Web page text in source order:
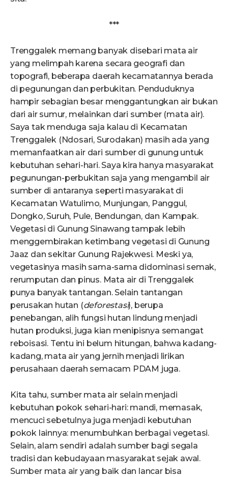
***
Trenggalek memang banyak disebari mata air
yang melimpah karena secara geografi dan
topografi, beberapa daerah kecamatannya berada
di pegunungan dan perbukitan. Penduduknya
hampir sebagian besar menggantungkan air bukan
dari air sumur, melainkan dari sumber (mata air).
Saya tak menduga saja kalau di Kecamatan
Trenggalek (Ndosari, Surodakan) masih ada yang
memanfaatkan air dari sumber di gunung untuk
kebutuhan sehari-hari. Saya kira hanya masyarakat
pegunungan-perbukitan saja yang mengambil air
sumber di antaranya seperti masyarakat di
Kecamatan Watulimo, Munjungan, Panggul,
Dongko, Suruh, Pule, Bendungan, dan Kampak.
Vegetasi di Gunung Sinawang tampak lebih
menggembirakan ketimbang vegetasi di Gunung
Jaaz dan sekitar Gunung Rajekwesi. Meski ya,
vegetasinya masih sama-sama didominasi semak,
rerumputan dan pinus. Mata air di Trenggalek
punya banyak tantangan. Selain tantangan
perusakan hutan (deforestasi), berupa
penebangan, alih fungsi hutan lindung menjadi
hutan produksi, juga kian menipisnya semangat
reboisasi. Tentu ini belum hitungan, bahwa kadang-
kadang, mata air yang jernih menjadi lirikan
perusahaan daerah semacam PDAM juga.
Kita tahu, sumber mata air selain menjadi
kebutuhan pokok sehari-hari: mandi, memasak,
mencuci sebetulnya juga menjadi kebutuhan
pokok lainnya: menumbuhkan berbagai vegetasi.
Selain, alam sendiri adalah sumber bagi segala
tradisi dan kebudayaan masyarakat sejak awal.
Sumber mata air yang baik dan lancar bisa